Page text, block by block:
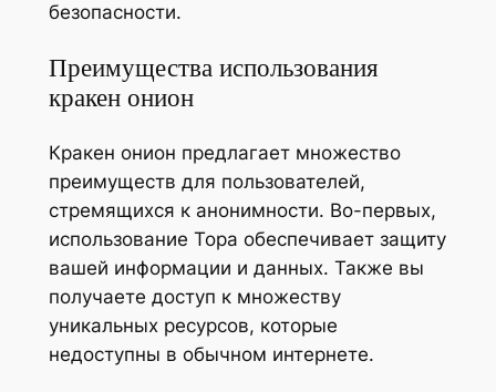
безопасности.
Преимущества использования
кракен онион
Кракен онион предлагает множество
преимуществ для пользователей,
стремящихся к анонимности. Во-первых,
использование Тора обеспечивает защиту
вашей информации и данных. Также вы
получаете доступ к множеству
уникальных ресурсов, которые
недоступны в обычном интернете.